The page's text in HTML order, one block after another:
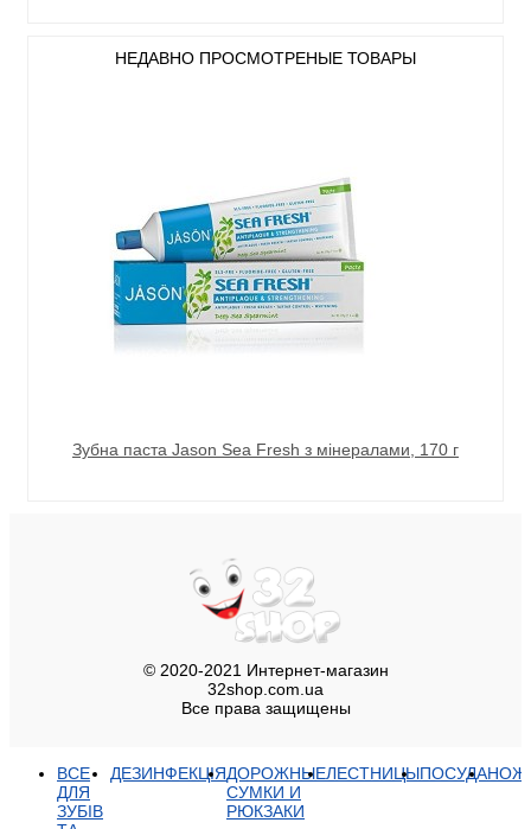
НЕДАВНО ПРОСМОТРЕНЫЕ ТОВАРЫ
Зубна паста Jason Sea Fresh з мінералами, 170 г
© 2020-2021 Интернет-магазин
32shop.com.ua
Все права защищены
ВСЕ
ДЛЯ
ЗУБІВ
ДЕЗИНФЕКЦІЯДОРОЖНЫЕ
СУМКИ И
РЮКЗАКИ
ЛЕСТНИЦЫПОСУДА